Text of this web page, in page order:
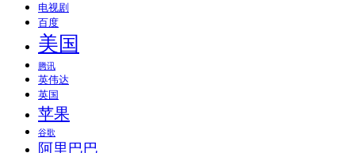
电视剧
百度
美国
腾讯
英伟达
英国
苹果
谷歌
阿里巴巴